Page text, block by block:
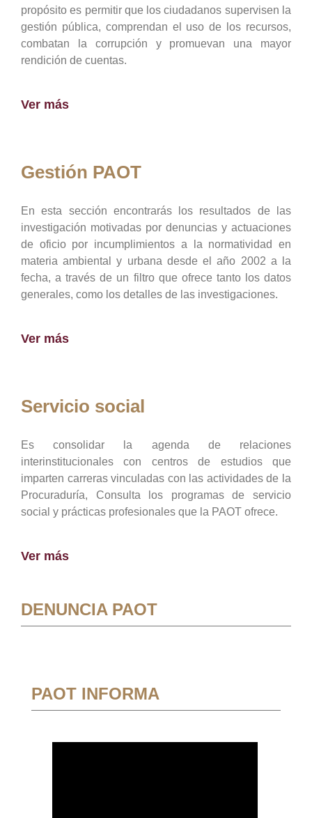
propósito es permitir que los ciudadanos supervisen la
gestión pública, comprendan el uso de los recursos,
combatan la corrupción y promuevan una mayor
rendición de cuentas.
Ver más
Gestión PAOT
En esta sección encontrarás los resultados de las
investigación motivadas por denuncias y actuaciones
de oficio por incumplimientos a la normatividad en
materia ambiental y urbana desde el año 2002 a la
fecha, a través de un filtro que ofrece tanto los datos
generales, como los detalles de las investigaciones.
Ver más
Servicio social
Es consolidar la agenda de relaciones
interinstitucionales con centros de estudios que
imparten carreras vinculadas con las actividades de la
Procuraduría, Consulta los programas de servicio
social y prácticas profesionales que la PAOT ofrece.
Ver más
DENUNCIA PAOT
PAOT INFORMA